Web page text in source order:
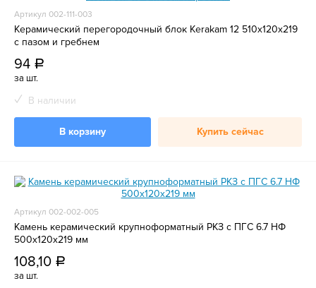
Артикул 002-111-003
Керамический перегородочный блок Kerakam 12 510х120х219
с пазом и гребнем
94 a
за шт.
В наличии
В корзину Купить сейчас
Артикул 002-002-005
Камень керамический крупноформатный РКЗ с ПГС 6.7 НФ
500х120х219 мм
108,10 a
за шт.